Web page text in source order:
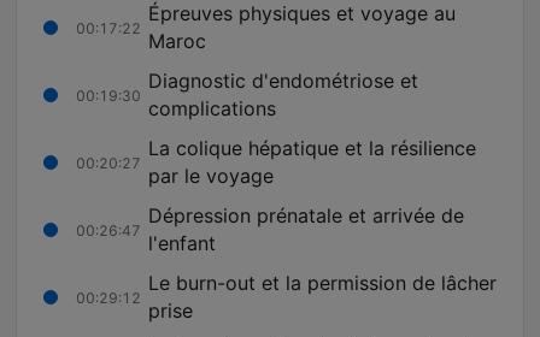
00:17:22
Épreuves physiques et voyage au
Maroc
00:19:30
Diagnostic d'endométriose et
complications
00:20:27
La colique hépatique et la résilience
par le voyage
00:26:47
Dépression prénatale et arrivée de
l'enfant
00:29:12
Le burn-out et la permission de lâcher
prise